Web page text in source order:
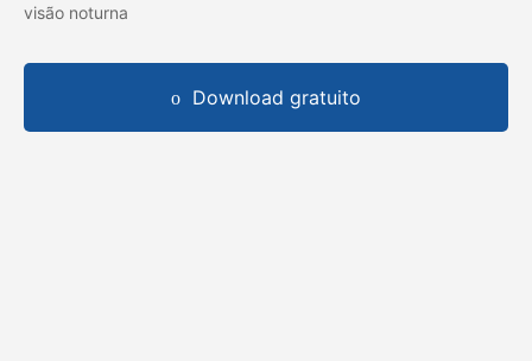
visão noturna
Download gratuito